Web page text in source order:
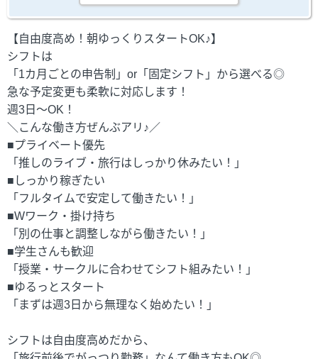
【自由度高め！朝ゆっくりスタートOK♪】
シフトは
「1カ月ごとの申告制」or「固定シフト」から選べる◎
急な予定変更も柔軟に対応します！
週3日～OK！
＼こんな働き方ぜんぶアリ♪／
■プライベート優先
「推しのライブ・旅行はしっかり休みたい！」
■しっかり稼ぎたい
「フルタイムで安定して働きたい！」
■Wワーク・掛け持ち
「別の仕事と調整しながら働きたい！」
■学生さんも歓迎
「授業・サークルに合わせてシフト組みたい！」
■ゆるっとスタート
「まずは週3日から無理なく始めたい！」
シフトは自由度高めだから、